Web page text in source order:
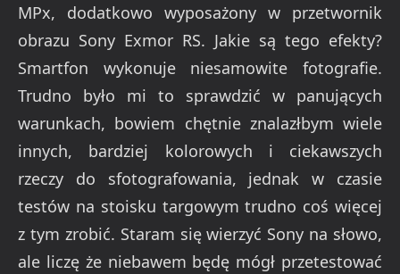
MPx, dodatkowo wyposażony w przetwornik
obrazu Sony Exmor RS. Jakie są tego efekty?
Smartfon wykonuje niesamowite fotografie.
Trudno było mi to sprawdzić w panujących
warunkach, bowiem chętnie znalazłbym wiele
innych, bardziej kolorowych i ciekawszych
rzeczy do sfotografowania, jednak w czasie
testów na stoisku targowym trudno coś więcej
z tym zrobić. Staram się wierzyć Sony na słowo,
ale liczę że niebawem będę mógł przetestować